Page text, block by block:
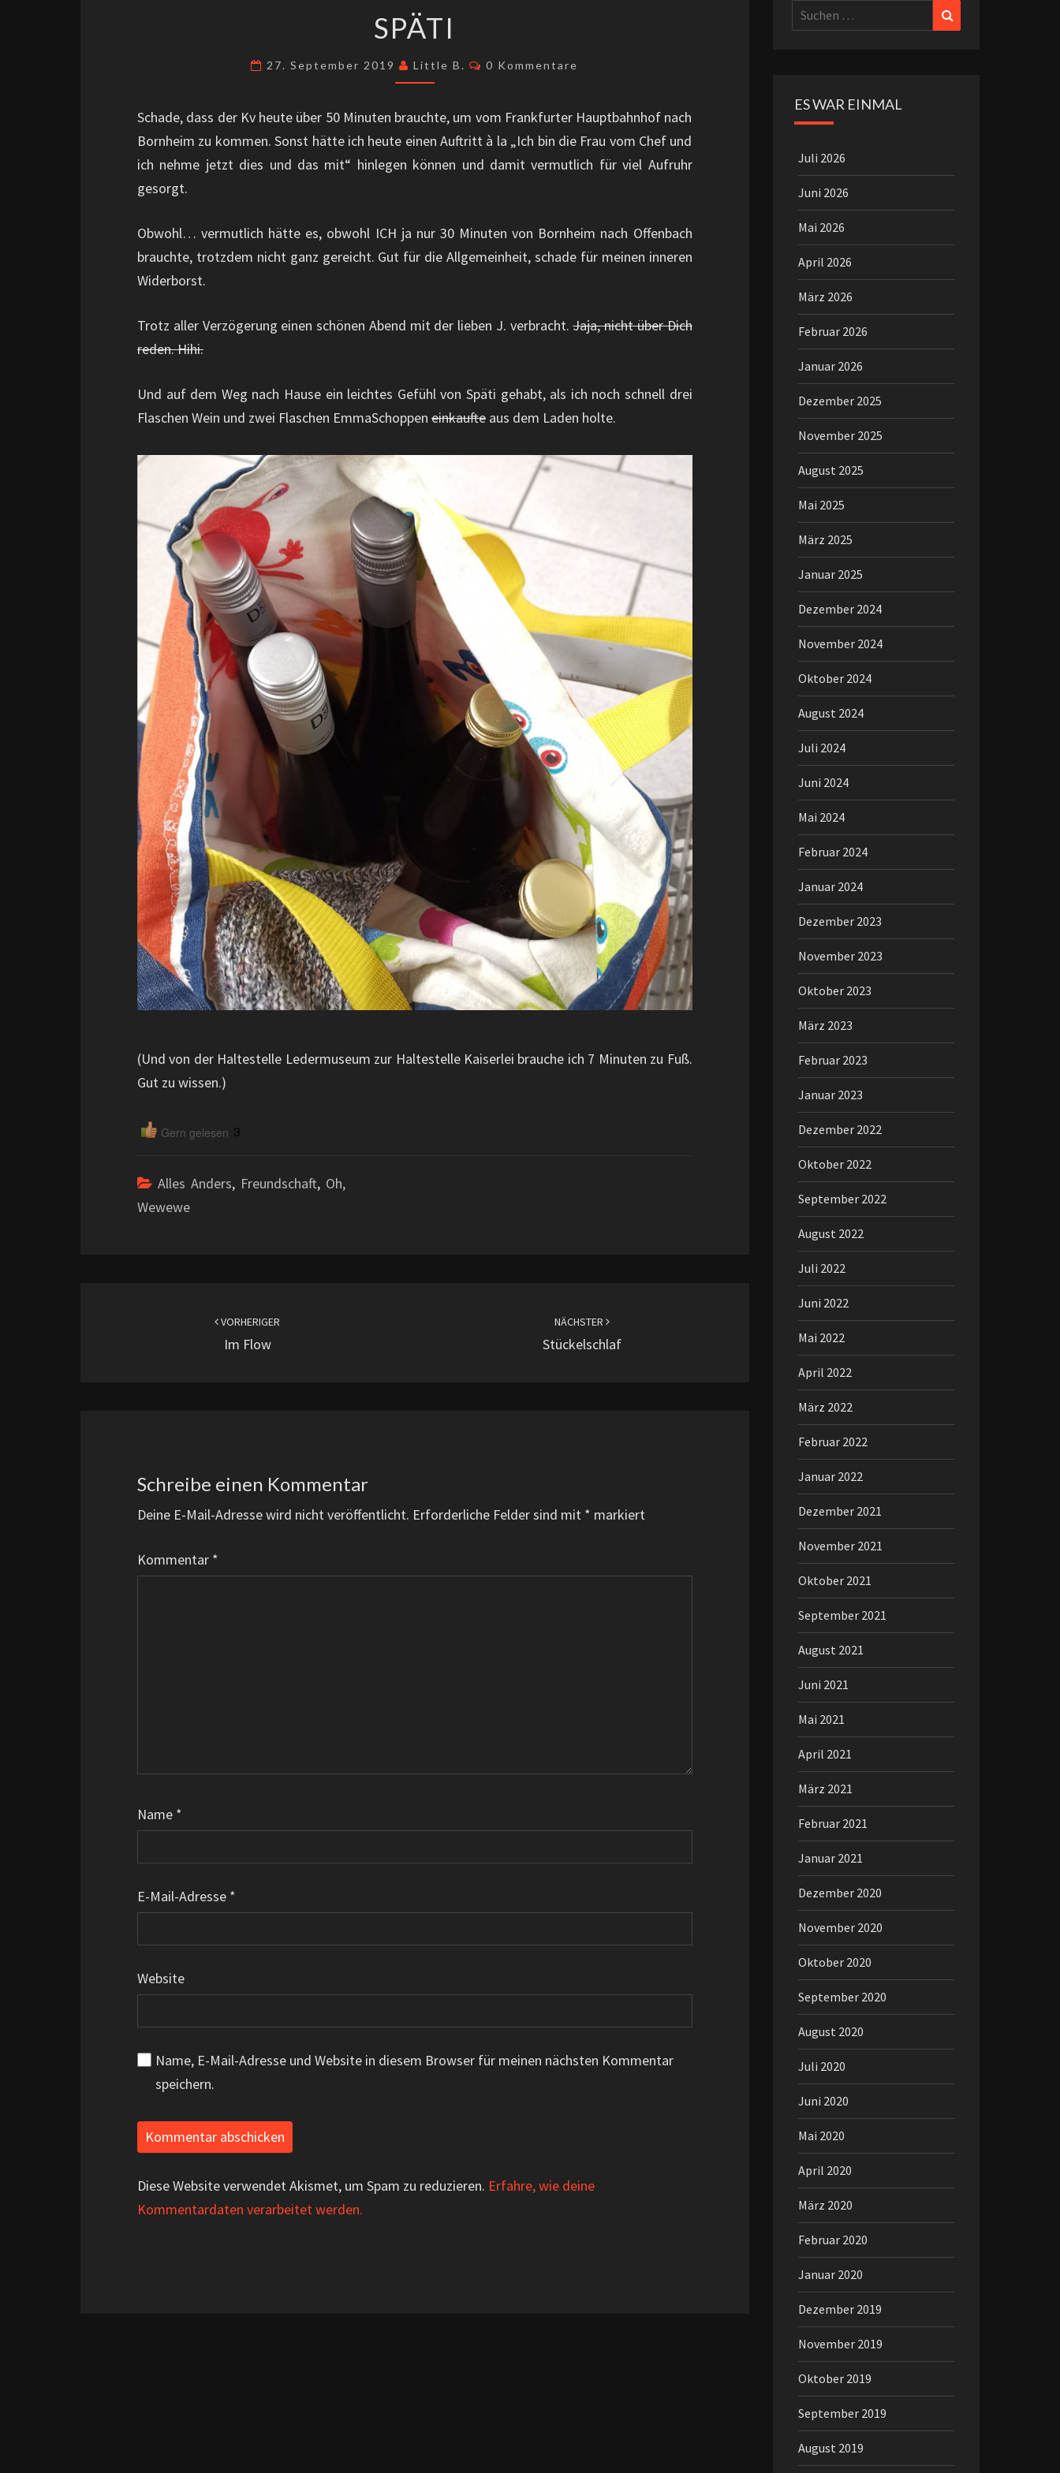
SPÄTI
27. September 2019 Little B. Kommentare
0 Kommentare
Schade, dass der Kv heute über 50 Minuten brauchte, um vom Frankfurter Hauptbahnhof nach
Bornheim zu kommen. Sonst hätte ich heute einen Auftritt à la „Ich bin die Frau vom Chef und
ich nehme jetzt dies und das mit“ hinlegen können und damit vermutlich für viel Aufruhr
gesorgt.
Obwohl… vermutlich hätte es, obwohl ICH ja nur 30 Minuten von Bornheim nach Offenbach
brauchte, trotzdem nicht ganz gereicht. Gut für die Allgemeinheit, schade für meinen inneren
Widerborst.
Trotz aller Verzögerung einen schönen Abend mit der lieben J. verbracht.Jaja, nicht über Dich
reden. Hihi.
Und auf dem Weg nach Hause ein leichtes Gefühl von Späti gehabt, als ich noch schnell drei
Flaschen Wein und zwei Flaschen EmmaSchoppen einkaufte aus dem Laden holte.
(Und von der Haltestelle Ledermuseum zur Haltestelle Kaiserlei brauche ich 7 Minuten zu Fuß.
Gut zu wissen.)
Gern gelesen 3
Alles Anders, Freundschaft, Oh,
Wewewe
VORHERIGER
Im Flow
NÄCHSTER
Stückelschlaf
Schreibe einen Kommentar
Deine E-Mail-Adresse wird nicht veröffentlicht. Erforderliche Felder sind mit * markiert
Kommentar *
Name *
E-Mail-Adresse *
Website
Name, E-Mail-Adresse und Website in diesem Browser für meinen nächsten Kommentar
speichern.
Diese Website verwendet Akismet, um Spam zu reduzieren. Erfahre, wie deine
Kommentardaten verarbeitet werden.
Suchen
nach:
ES WAR EINMAL
Juli 2026
Juni 2026
Mai 2026
April 2026
März 2026
Februar 2026
Januar 2026
Dezember 2025
November 2025
August 2025
Mai 2025
März 2025
Januar 2025
Dezember 2024
November 2024
Oktober 2024
August 2024
Juli 2024
Juni 2024
Mai 2024
Februar 2024
Januar 2024
Dezember 2023
November 2023
Oktober 2023
März 2023
Februar 2023
Januar 2023
Dezember 2022
Oktober 2022
September 2022
August 2022
Juli 2022
Juni 2022
Mai 2022
April 2022
März 2022
Februar 2022
Januar 2022
Dezember 2021
November 2021
Oktober 2021
September 2021
August 2021
Juni 2021
Mai 2021
April 2021
März 2021
Februar 2021
Januar 2021
Dezember 2020
November 2020
Oktober 2020
September 2020
August 2020
Juli 2020
Juni 2020
Mai 2020
April 2020
März 2020
Februar 2020
Januar 2020
Dezember 2019
November 2019
Oktober 2019
September 2019
August 2019